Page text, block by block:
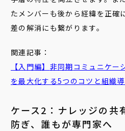
たメンバーも後から経緯を正確
差の解消にも繋がります。
関連記事：
【入門編】 非同期コミュニケー
を最大化する5つのコツと組織
ケース2：ナレッジの共
防ぎ、誰もが専門家へ